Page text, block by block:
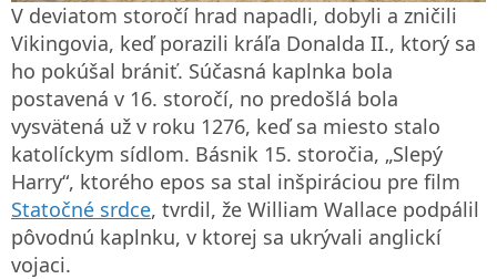
V deviatom storočí hrad napadli, dobyli a zničili
Vikingovia, keď porazili kráľa Donalda II., ktorý sa
ho pokúšal brániť. Súčasná kaplnka bola
postavená v 16. storočí, no predošlá bola
vysvätená už v roku 1276, keď sa miesto stalo
katolíckym sídlom. Básnik 15. storočia, „Slepý
Harry“, ktorého epos sa stal inšpiráciou pre film
Statočné srdce, tvrdil, že William Wallace podpálil
pôvodnú kaplnku, v ktorej sa ukrývali anglickí
vojaci.